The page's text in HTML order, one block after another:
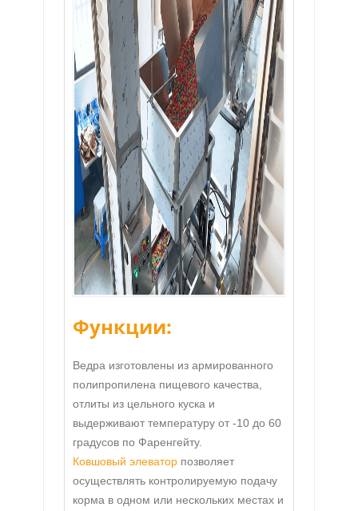
Функции:
Ведра изготовлены из армированного
полипропилена пищевого качества,
отлиты из цельного куска и
выдерживают температуру от -10 до 60
градусов по Фаренгейту.
Ковшовый элеватор позволяет
осуществлять контролируемую подачу
корма в одном или нескольких местах и